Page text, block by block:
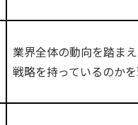
業界全体の動向を踏ま
戦略を持っているのか